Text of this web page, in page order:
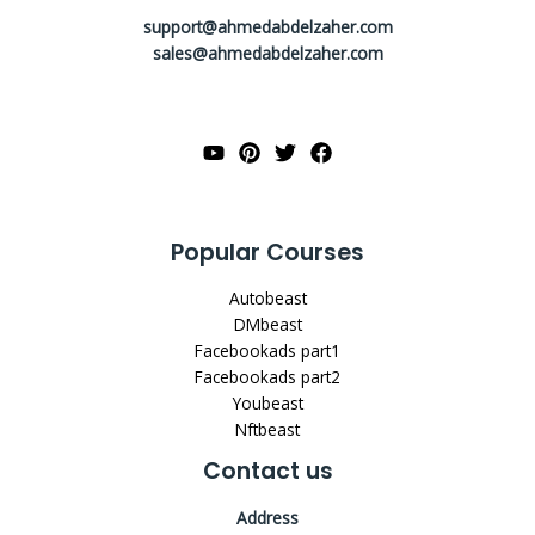
support@ahmedabdelzaher.com
sales@ahmedabdelzaher.com
Popular Courses
Autobeast
DMbeast
Facebookads part1
Facebookads part2
Youbeast
Nftbeast
Contact us
Address